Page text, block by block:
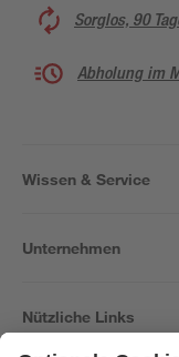
Sorglos, 90
Abholung im
Wissen & Service
Unternehmen
Nützliche Links